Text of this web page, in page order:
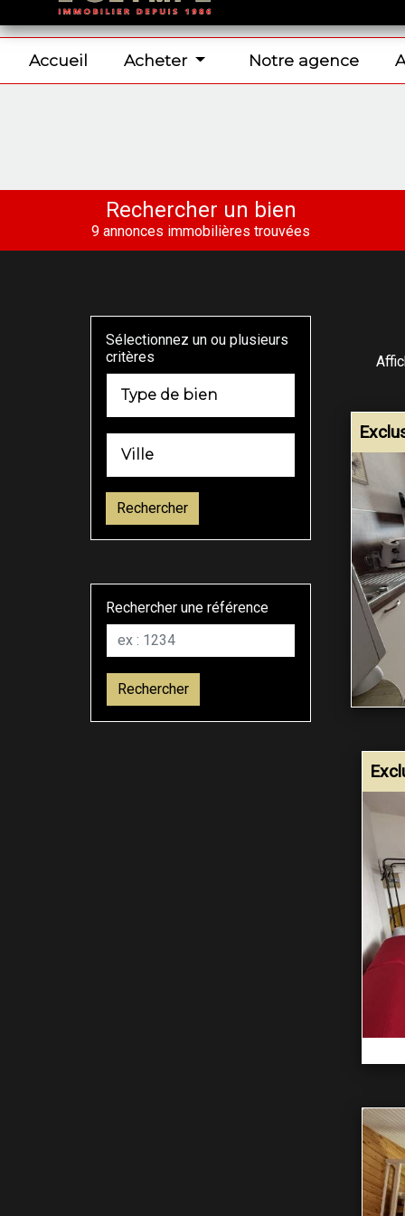
Vente
de
Cerdagne
Immobilier
Accueil Acheter Notre agence
Rechercher un bien
9 annonces immobilières trouvées
Sélectionnez un ou plusieurs
critères
Type de bien
Ville
Rechercher
Rechercher une référence
Rechercher